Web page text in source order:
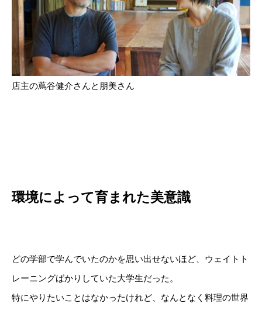
店主の蔦谷健介さんと朋美さん
環境によって育まれた美意識
どの学部で学んでいたのかを思い出せないほど、ウェイトト
レーニングばかりしていた大学生だった。
特にやりたいことはなかったけれど、なんとなく料理の世界